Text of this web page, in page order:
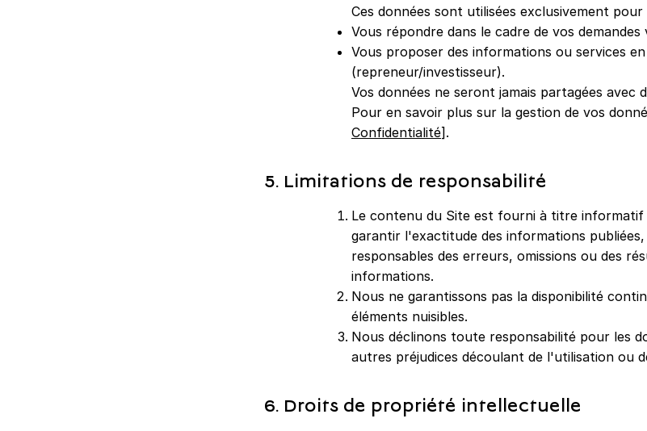
Ces données sont utilisées exclusivement pour
Vous répondre dans le cadre de vos
Vous proposer des informations ou services
(repreneur/investisseur).
Vos données ne seront jamais partagées
Pour en savoir plus sur la gestion de vos
Confidentialité].
5. Limitations de responsabilité
Le contenu du Site est fourni à titre
garantir l'exactitude des informations
responsables des erreurs, omissions ou des
informations.
Nous ne garantissons pas la disponibilité
éléments nuisibles.
Nous déclinons toute responsabilité pour les
autres préjudices découlant de l'utilisation ou
6. Droits de propriété intellectuelle